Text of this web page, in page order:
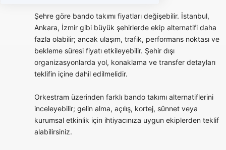
Şehre göre bando takımı fiyatları değişebilir. İstanbul,
Ankara, İzmir gibi büyük şehirlerde ekip alternatifi daha
fazla olabilir; ancak ulaşım, trafik, performans noktası ve
bekleme süresi fiyatı etkileyebilir. Şehir dışı
organizasyonlarda yol, konaklama ve transfer detayları
teklifin içine dahil edilmelidir.
Orkestram üzerinden farklı bando takımı alternatiflerini
inceleyebilir; gelin alma, açılış, kortej, sünnet veya
kurumsal etkinlik için ihtiyacınıza uygun ekiplerden teklif
alabilirsiniz.